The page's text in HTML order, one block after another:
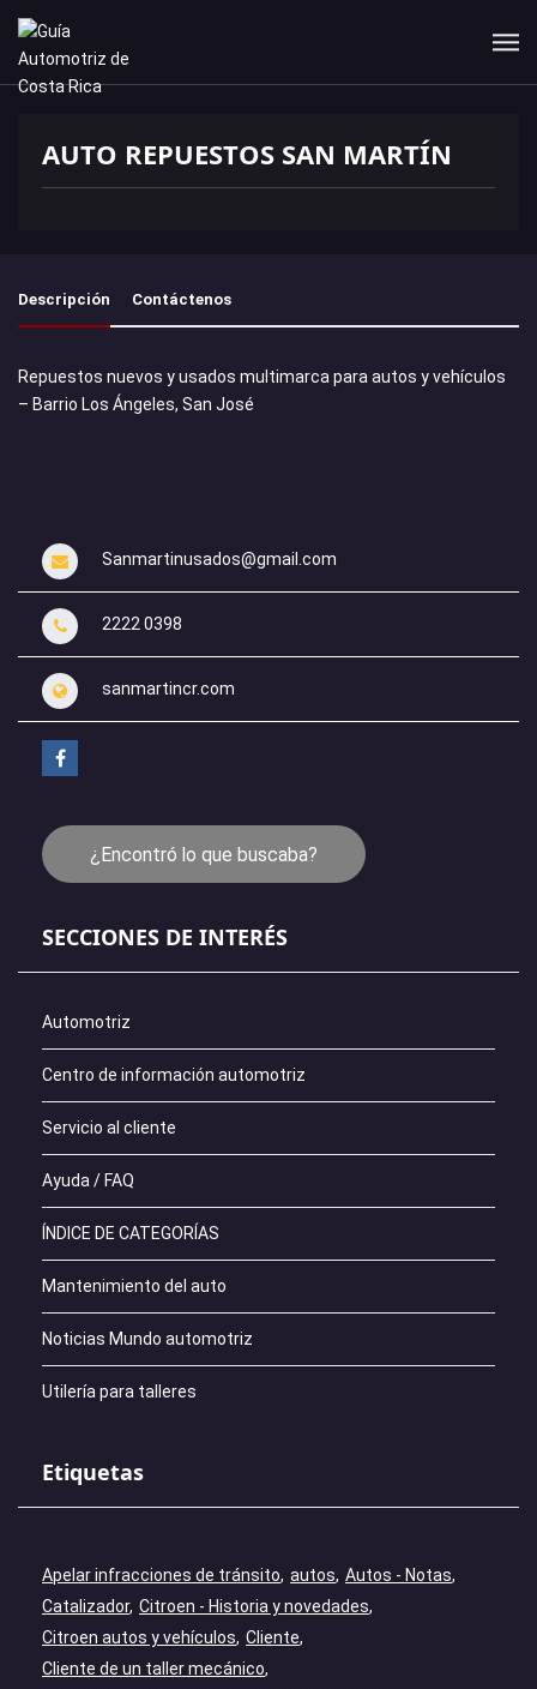
AUTO REPUESTOS SAN MARTÍN
Descripción Contáctenos
Repuestos nuevos y usados multimarca para autos y vehículos
– Barrio Los Ángeles, San José
Sanmartinusados@gmail.com
2222 0398
sanmartincr.com
¿Encontró lo que buscaba?
SECCIONES DE INTERÉS
Automotriz
Centro de información automotriz
Servicio al cliente
Ayuda / FAQ
ÍNDICE DE CATEGORÍAS
Mantenimiento del auto
Noticias Mundo automotriz
Utilería para talleres
Etiquetas
Apelar infracciones de tránsito autos Autos - Notas
Catalizador Citroen - Historia y novedades
Citroen autos y vehículos Cliente
Cliente de un taller mecánico